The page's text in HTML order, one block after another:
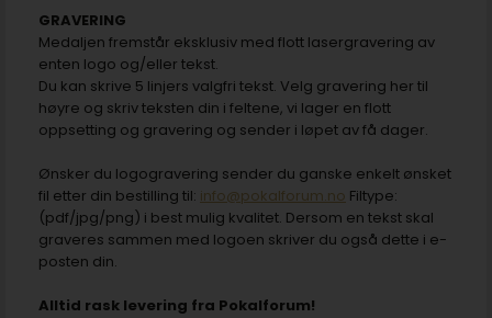
GRAVERING
Medaljen fremstår eksklusiv med flott lasergravering av
enten logo og/eller tekst.
Du kan skrive 5 linjers valgfri tekst. Velg gravering her til
høyre og skriv teksten din i feltene, vi lager en flott
oppsetting og gravering og sender i løpet av få dager.
Ønsker du logogravering sender du ganske enkelt ønsket
fil etter din bestilling til: info@pokalforum.no Filtype:
(pdf/jpg/png) i best mulig kvalitet. Dersom en tekst skal
graveres sammen med logoen skriver du også dette i e-
posten din.
Alltid rask levering fra Pokalforum!